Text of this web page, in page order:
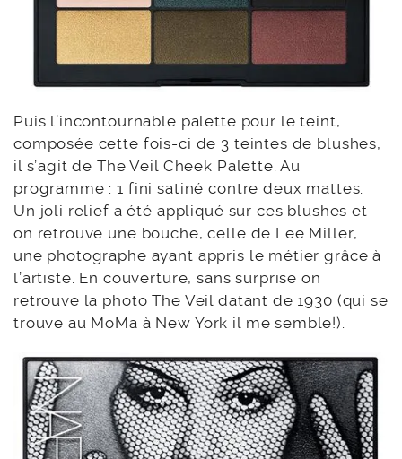
Puis l’incontournable palette pour le teint,
composée cette fois-ci de 3 teintes de blushes,
il s’agit de The Veil Cheek Palette. Au
programme : 1 fini satiné contre deux mattes.
Un joli relief a été appliqué sur ces blushes et
on retrouve une bouche, celle de Lee Miller,
une photographe ayant appris le métier grâce à
l’artiste. En couverture, sans surprise on
retrouve la photo The Veil datant de 1930 (qui se
trouve au MoMa à New York il me semble!).